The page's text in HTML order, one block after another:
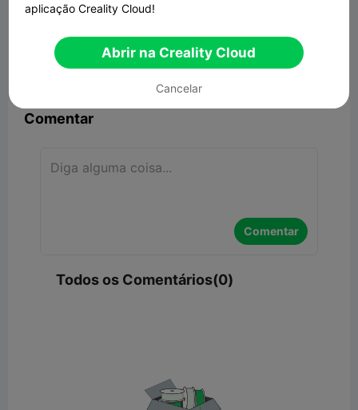
cat sleep

Comentar
Comentar
Todos os Comentários(0)
aplicação Creality Cloud!
Abrir na Creality Cloud
Cancelar